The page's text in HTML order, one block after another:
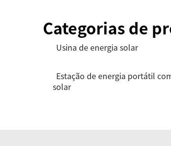
Categorias de
Usina de energia solar
Estação de energia portátil
solar